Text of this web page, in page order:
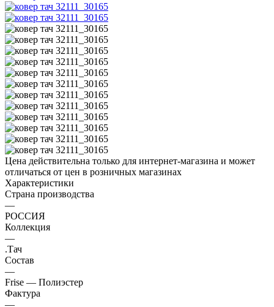
Цена действительна только для интернет-магазина и может
отличаться от цен в розничных магазинах
Характеристики
Страна производства
—
РОССИЯ
Коллекция
—
.Тач
Состав
—
Frise — Полиэстер
Фактура
—